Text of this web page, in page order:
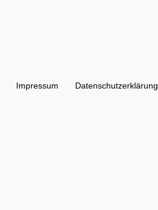
Impressum Daten­schutz­erklärung